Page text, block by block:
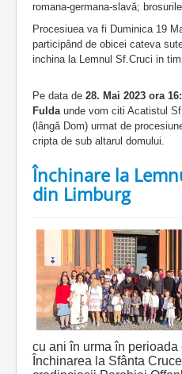
romana-germana-slavă;
Procesiuea va fi Duminica 19
participând de obicei cateva
inchina la Lemnul Sf.Cruci in
Pe data de 28. Mai 2023 ora
Fuldaunde vom citi Acatistul Sf
(lângă Dom) urmat de
cripta de sub altarul domului.
Închinare la
din Limburg
cu ani în urma în
Închinarea la Sfânta